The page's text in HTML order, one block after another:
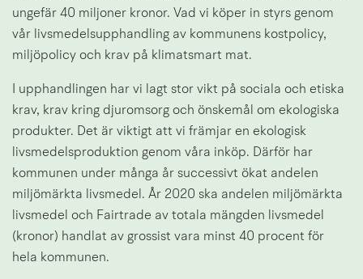
ungefär 40 miljoner kronor. Vad vi köper in styrs genom
vår livsmedelsupphandling av kommunens kostpolicy,
miljöpolicy och krav på klimatsmart mat.
I upphandlingen har vi lagt stor vikt på sociala och etiska
krav, krav kring djuromsorg och önskemål om ekologiska
produkter. Det är viktigt att vi främjar en ekologisk
livsmedelsproduktion genom våra inköp. Därför har
kommunen under många år successivt ökat andelen
miljömärkta livsmedel. År 2020 ska andelen miljömärkta
livsmedel och Fairtrade av totala mängden livsmedel
(kronor) handlat av grossist vara minst 40 procent för
hela kommunen.